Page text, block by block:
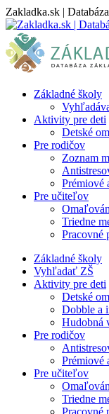
Skip
to
content
Zakladka.sk |
Základné školy
Aktivity pre deti
Detské
Pre rodičov
Zoznam
Prémiové
Pre učiteľov
Triedne
Pracovné
Základné školy
Vyhľadať ZŠ
Aktivity pre deti
Detské
Dobble a
Hudobná
Pre rodičov
Prémiové
Pre učiteľov
Triedne
Pracovné